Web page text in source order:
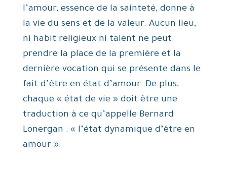
l’amour, essence de la sainteté, donne à
la vie du sens et de la valeur. Aucun lieu,
ni habit religieux ni talent ne peut
prendre la place de la première et la
dernière vocation qui se présente dans le
fait d’être en état d’amour. De plus,
chaque « état de vie » doit être une
traduction à ce qu’appelle Bernard
Lonergan : « l’état dynamique d’être en
amour ».